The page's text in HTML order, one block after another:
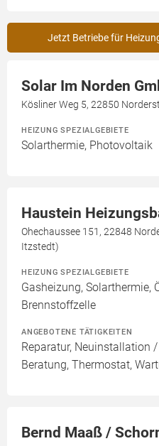
Jetzt Betriebe für
Solar Im Norden
Kösliner Weg 5, 22850
HEIZUNG SPEZIALGEBIETE
Solarthermie, Photovoltaik
Haustein
Ohechaussee 151, 22848
Itzstedt)
HEIZUNG SPEZIALGEBIETE
Gasheizung, Solarthermie,
Brennstoffzelle
ANGEBOTENE TÄTIGKEITEN
Reparatur, Neuinstallation
Beratung, Thermostat,
Bernd Maaß /